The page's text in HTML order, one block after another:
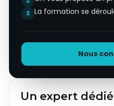
3 La formation se
Nous
Un expert dédié